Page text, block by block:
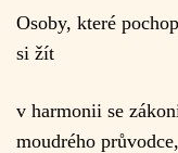
Osoby, které
si žít
v harmonii se
moudrého